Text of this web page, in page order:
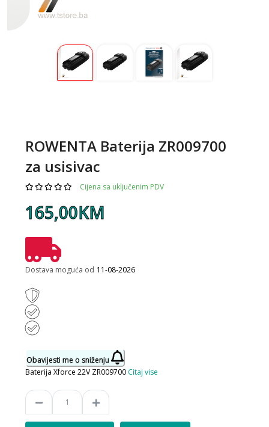
ROWENTA Baterija ZR009700
za usisivac
Cijena sa uključenim PDV
165,00KM
Dostava moguća od 11-08-2026
Obavijesti me o sniženju
Baterija Xforce 22V ZR009700 Citaj vise